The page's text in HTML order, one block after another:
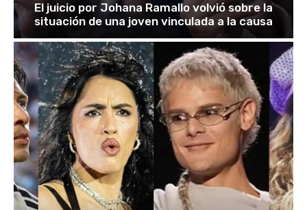
El juicio por Johana Ramallo volvió sobre la
situación de una joven vinculada a la causa